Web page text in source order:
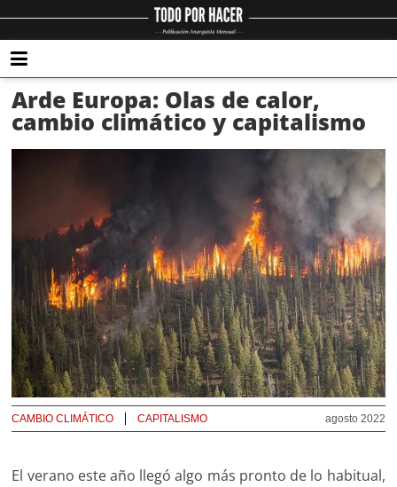
Arde Europa: Olas de calor,
cambio climático y capitalismo
agosto 2022
CAMBIO CLIMÁTICO CAPITALISMO
El verano este año llegó algo más pronto de lo habitual,